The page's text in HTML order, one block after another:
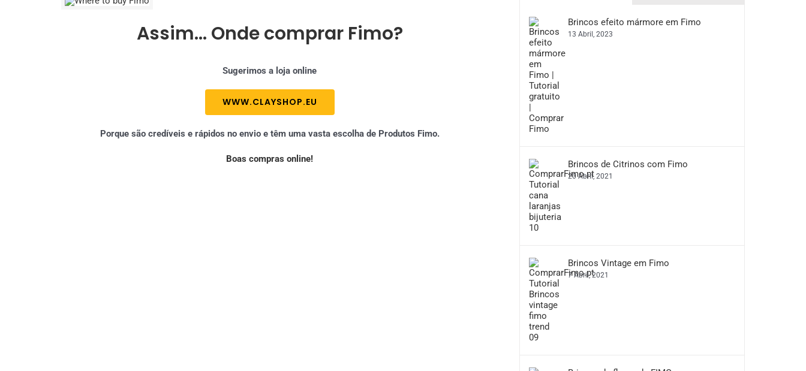
Assim… Onde comprar Fimo?
Sugerimos a loja online
WWW.CLAYSHOP.EU
Porque são credíveis e rápidos no envio e têm uma vasta escolha de Produtos Fimo.
Boas compras online!
Brincos efeito mármore em Fimo
13 Abril, 2023
Brincos de Citrinos com Fimo
20 Abril, 2021
Brincos Vintage em Fimo
7 Abril, 2021